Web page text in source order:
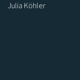
Julia Köhler